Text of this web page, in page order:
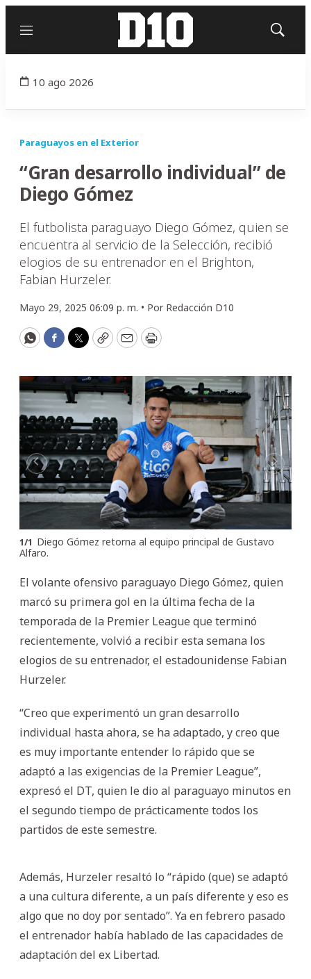
Menú
Mostrar
10 ago 2026
Paraguayos en el Exterior
“Gran desarrollo individual” de
Diego Gómez
El futbolista paraguayo Diego Gómez, quien se
encuentra al servicio de la Selección, recibió
elogios de su entrenador en el Brighton,
Fabian Hurzeler.
Mayo 29, 2025 06:09 p. m. • Por Redacción D10
WhatsApp
Facebook
Twitter
CopyEmailPrint
1/1 Diego Gómez retorna al equipo principal de Gustavo
Alfaro.
El volante ofensivo paraguayo Diego Gómez, quien
marcó su primera gol en la última fecha de la
temporada de la Premier League que terminó
recientemente, volvió a recibir esta semana los
elogios de su entrenador, el estadounidense Fabian
Hurzeler.
“Creo que experimentó un gran desarrollo
individual hasta ahora, se ha adaptado, y creo que
es muy importante entender lo rápido que se
adaptó a las exigencias de la Premier League”,
expresó el DT, quien le dio al paraguayo minutos en
el segundo tiempo de prácticamente todos los
partidos de este semestre.
Además, Hurzeler resaltó lo “rápido (que) se adaptó
a una cultura diferente, a un país diferente y eso es
algo que no doy por sentado”. Ya en febrero pasado
el entrenador había hablado de las capacidades de
adaptación del ex Libertad.